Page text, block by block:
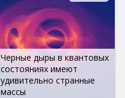
Черные дыры в квантовых
состояниях имеют
удивительно странные
массы